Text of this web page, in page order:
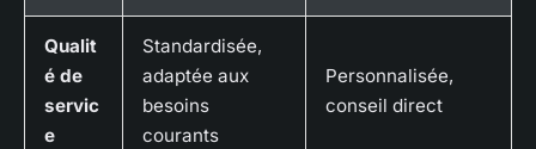
Qualit
é de
servic
e
Standardisée,
adaptée aux
besoins
courants
Personnalisée,
conseil direct